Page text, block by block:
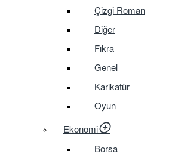
Çizgi Roman
Diğer
Fıkra
Genel
Karikatür
Oyun
Ekonomi
Borsa